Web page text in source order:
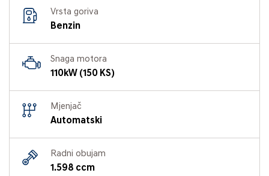
Vrsta goriva
Benzin
Snaga motora
110kW (150 KS)
Mjenjač
Automatski
Radni obujam
1.598 ccm